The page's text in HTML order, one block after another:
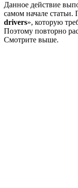
Данное действие
самом начале
drivers», которую
Поэтому повторно
Смотрите выше.